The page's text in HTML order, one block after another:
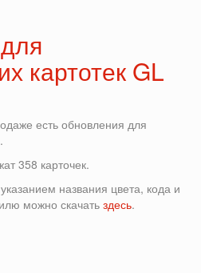
картотек GL
есть обновления для
358 карточек.
названия цвета, кода и
можно скачать здесь.